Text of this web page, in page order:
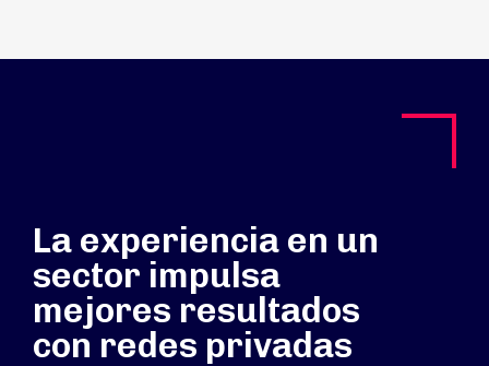
La experiencia en un
sector impulsa
mejores resultados
con redes privadas